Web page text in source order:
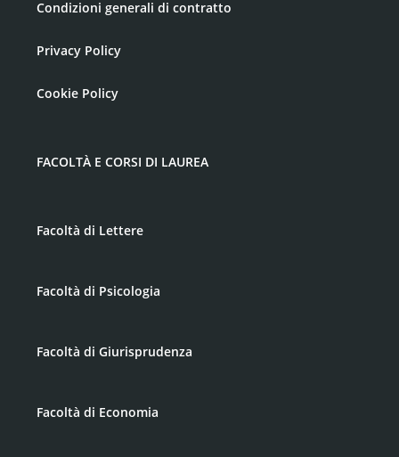
Condizioni generali di contratto
Privacy Policy
Cookie Policy
FACOLTÀ E CORSI DI LAUREA
Facoltà di Lettere
Facoltà di Psicologia
Facoltà di Giurisprudenza
Facoltà di Economia